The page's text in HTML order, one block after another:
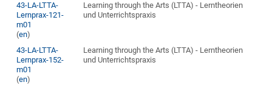
43-LA-LTTA-
Lernprax-121-
m01
(en)
Learning through the Arts (LTTA) - Lerntheorien
und Unterrichtspraxis
43-LA-LTTA-
Lernprax-152-
m01
(en)
Learning through the Arts (LTTA) - Lerntheorien
und Unterrichtspraxis